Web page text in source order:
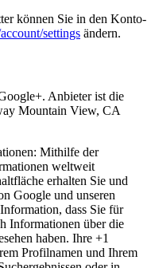
können Sie in den Konto-
settings ändern.
Anbieter ist die
Mountain View, CA
Mithilfe der
weltweit
erhalten Sie und
Google und unseren
dass Sie für
Informationen über die
haben. Ihre +1
Profilnamen und Ihrem